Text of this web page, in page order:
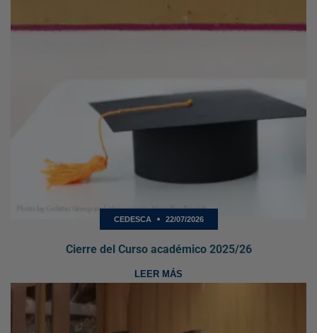
CEDESCA 22/07/2026
Cierre del Curso académico 2025/26
LEER MÁS